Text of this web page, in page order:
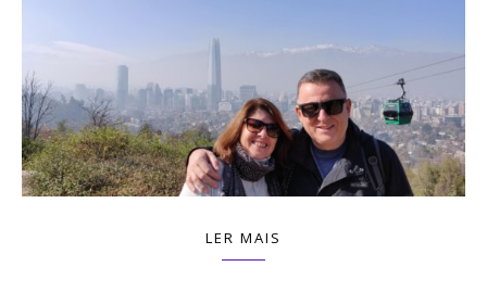
LER MAIS